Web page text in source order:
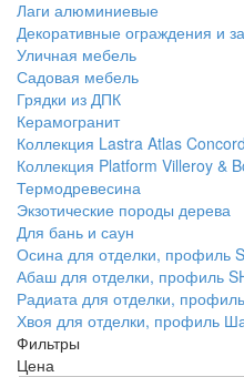
Лаги алюминиевые
Декоративные ограждения и
Уличная мебель
Садовая мебель
Грядки из ДПК
Керамогранит
Коллекция Lastra Atlas
Коллекция Platform Villeroy &
Термодревесина
Экзотические породы дерева
Для бань и саун
Осина для отделки, профиль
Абаш для отделки, профиль
Радиата для отделки,
Хвоя для отделки, профиль
Фильтры
Цена